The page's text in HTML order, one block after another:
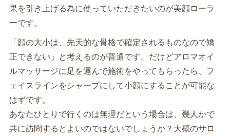
果を引き上げる為に使っていただきたいのが美顔ローラ
ーです。
「顔の大小は、先天的な骨格で確定されるものなので矯
正できない」と考えるのが普通です。だけどアロマオイ
ルマッサージに足を運んで施術をやってもらったら、フ
ェイスラインをシャープにして小顔にすることが可能な
はずです。
あなたひとりで行くのは無理だという場合は、幾人かで
共に訪問するとよいのではないでしょうか？大概のサロ